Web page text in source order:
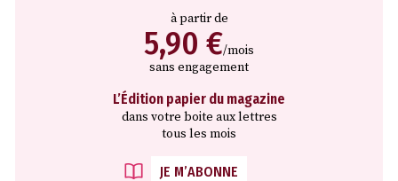
à partir de
5,90 €/mois
sans engagement
L’Édition papier du magazine
dans votre boite aux lettres
tous les mois
JE M’ABONNE